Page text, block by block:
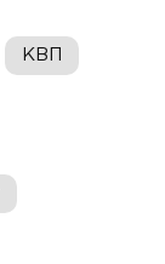
КВП